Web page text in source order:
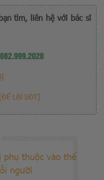
tìm, liên hệ với bác sĩ
082.999.2020
[ĐỂ LẠI SĐT]
phụ thuộc vào thể
người